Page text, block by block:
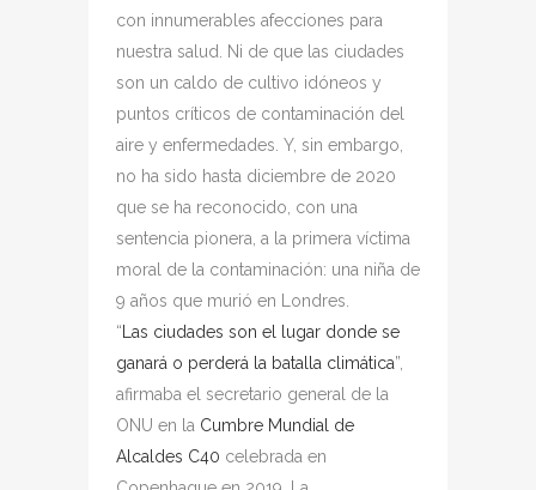
con innumerables afecciones para
nuestra salud. Ni de que las ciudades
son un caldo de cultivo idóneos y
puntos críticos de contaminación del
aire y enfermedades. Y, sin embargo,
no ha sido hasta diciembre de 2020
que se ha reconocido, con una
sentencia pionera, a la primera víctima
moral de la contaminación: una niña de
9 años que murió en Londres.
“ Las ciudades son el lugar donde se
ganará o perderá la batalla climática”,
afirmaba el secretario general de la
ONU en la Cumbre Mundial de
Alcaldes C40 celebrada en